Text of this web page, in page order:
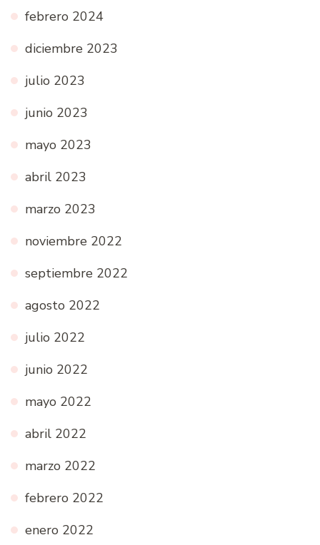
febrero 2024
diciembre 2023
julio 2023
junio 2023
mayo 2023
abril 2023
marzo 2023
noviembre 2022
septiembre 2022
agosto 2022
julio 2022
junio 2022
mayo 2022
abril 2022
marzo 2022
febrero 2022
enero 2022